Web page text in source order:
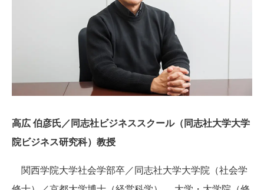
高広 伯彦氏／同志社ビジネススクール（同志社大学大学
院ビジネス研究科）教授
関西学院大学社会学部卒／同志社大学大学院（社会学